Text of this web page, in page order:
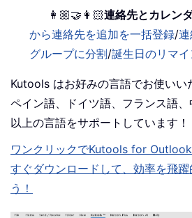
👩🏼‍🤝‍👩🏻連絡先とカレン
から連絡先を追加を一括登録/
グループに分割/誕生日のリマ
Kutools はお好みの言語でお使いい
ペイン語、ドイツ語、フランス語
以上の言語をサポートしています！
ワンクリックでKutools for
すぐダウンロードして、効率を飛
う！